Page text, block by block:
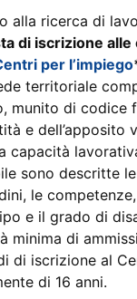
alla ricerca di
di iscrizione alle
per l’impiego
territoriale
munito di codice
e dell’apposito
capacità
sono descritte
le
e il grado di
minima di
di iscrizione al
di 16 anni.